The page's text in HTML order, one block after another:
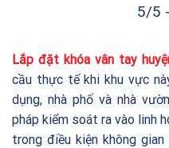
5/5
Lắp đặt khóa vân tay
cầu thực tế khi khu vực
dụng, nhà phố và nhà
pháp kiểm soát ra vào linh
trong điều kiện không